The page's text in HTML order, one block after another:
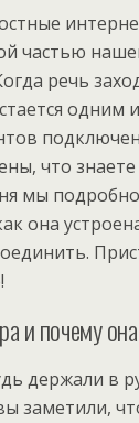
частью
речь
одним
что
мы
она
и почему
держали в
заметили,